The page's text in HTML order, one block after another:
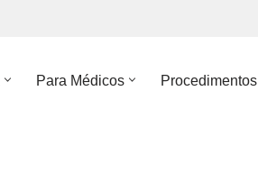
Para Médicos Procedimentos